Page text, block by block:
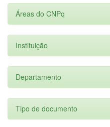
Áreas do CNPq
Instituição
Departamento
Tipo de documento